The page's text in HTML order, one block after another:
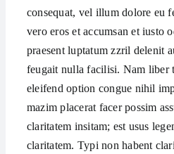
consequat, vel illum dolore eu
vero eros et accumsan et iusto
praesent luptatum zzril delenit
feugait nulla facilisi. Nam liber
eleifend option congue nihil
mazim placerat facer possim
claritatem insitam; est usus
claritatem. Typi non habent